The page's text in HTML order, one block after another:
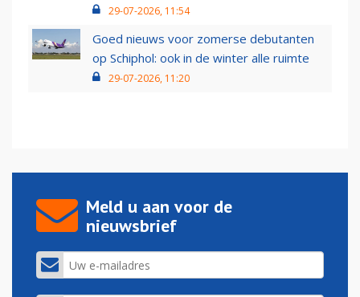
29-07-2026, 11:54
Goed nieuws voor zomerse debutanten
op Schiphol: ook in de winter alle ruimte
29-07-2026, 11:20
Meld u aan voor de
nieuwsbrief